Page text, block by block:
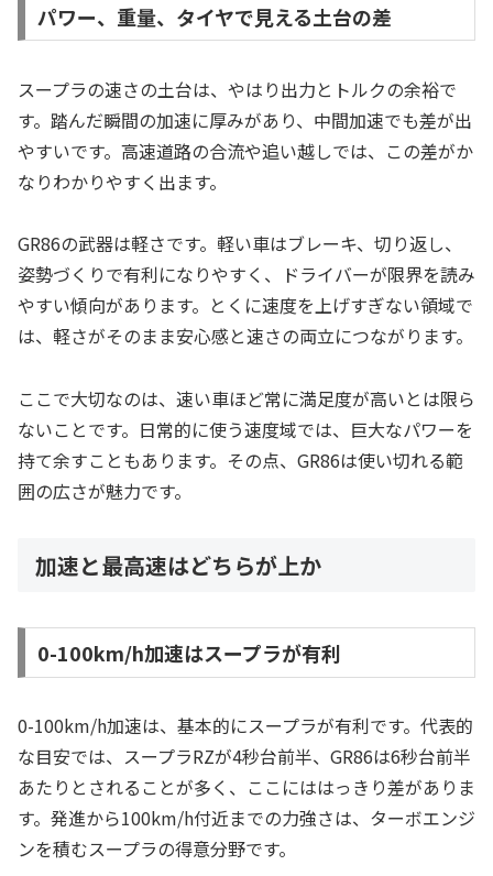
パワー、重量、タイヤで見える土台の差
スープラの速さの土台は、やはり出力とトルクの余裕で
す。踏んだ瞬間の加速に厚みがあり、中間加速でも差が出
やすいです。高速道路の合流や追い越しでは、この差がか
なりわかりやすく出ます。
GR86の武器は軽さです。軽い車はブレーキ、切り返し、
姿勢づくりで有利になりやすく、ドライバーが限界を読み
やすい傾向があります。とくに速度を上げすぎない領域で
は、軽さがそのまま安心感と速さの両立につながります。
ここで大切なのは、速い車ほど常に満足度が高いとは限ら
ないことです。日常的に使う速度域では、巨大なパワーを
持て余すこともあります。その点、GR86は使い切れる範
囲の広さが魅力です。
加速と最高速はどちらが上か
0-100km/h加速はスープラが有利
0-100km/h加速は、基本的にスープラが有利です。代表的
な目安では、スープラRZが4秒台前半、GR86は6秒台前半
あたりとされることが多く、ここにははっきり差がありま
す。発進から100km/h付近までの力強さは、ターボエンジ
ンを積むスープラの得意分野です。